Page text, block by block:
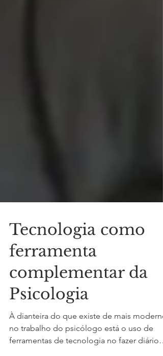
Tecnologia como
ferramenta
complementar da
Psicologia